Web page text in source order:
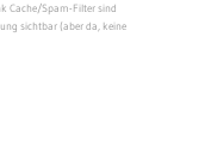
Cache/Spam-Filter sind
sichtbar (aber da, keine